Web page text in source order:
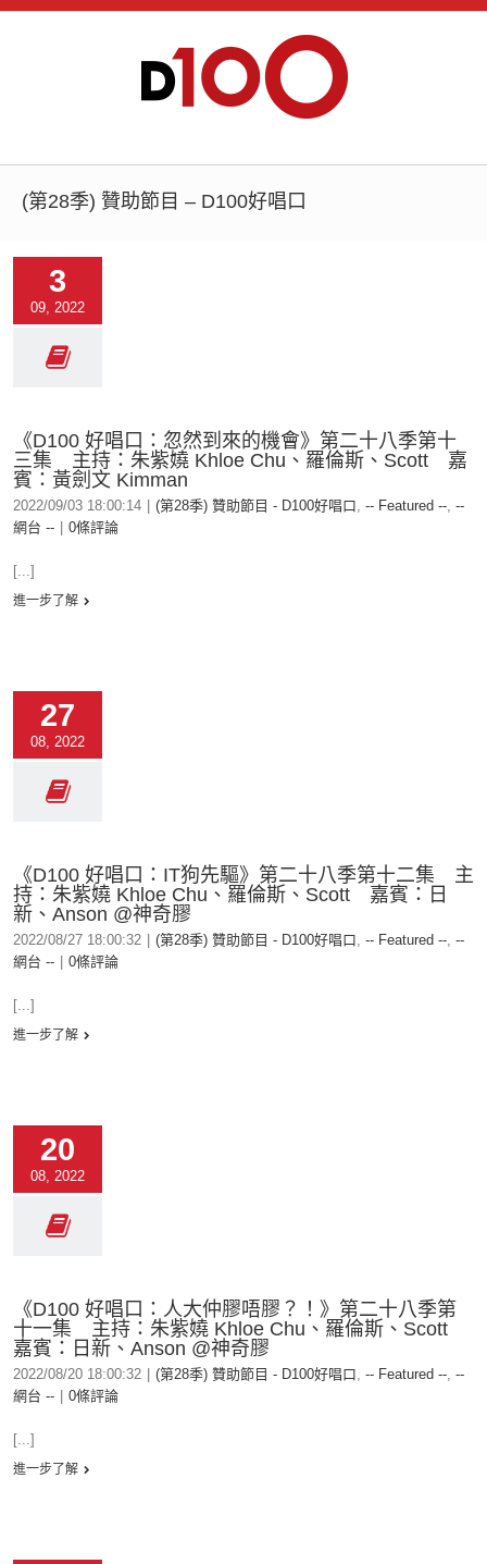
(第28季) 贊助節目 – D100好唱口
3
09, 2022
《D100 好唱口：忽然到來的機會》第二十八季第十
三集 主持：朱紫嬈 Khloe Chu、羅倫斯、Scott 嘉
賓：黃劍文 Kimman
2022/09/03 18:00:14 (第28季) 贊助節目 - D100好唱口, -- Featured --, --
網台 --
0條評論
[...]
進一步了解
27
08, 2022
《D100 好唱口：IT狗先驅》第二十八季第十二集 主
持：朱紫嬈 Khloe Chu、羅倫斯、Scott 嘉賓：日
新、Anson @神奇膠
2022/08/27 18:00:32 (第28季) 贊助節目 - D100好唱口, -- Featured --, --
網台 --
0條評論
[...]
進一步了解
20
08, 2022
《D100 好唱口：人大仲膠唔膠？！》第二十八季第
十一集 主持：朱紫嬈 Khloe Chu、羅倫斯、Scott
嘉賓：日新、Anson @神奇膠
2022/08/20 18:00:32 (第28季) 贊助節目 - D100好唱口, -- Featured --, --
網台 --
0條評論
[...]
進一步了解